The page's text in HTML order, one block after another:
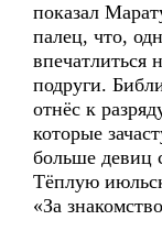
показал
палец, что,
впечатлиться
подруги.
отнёс к
которые
больше девиц
Тёплую
«За